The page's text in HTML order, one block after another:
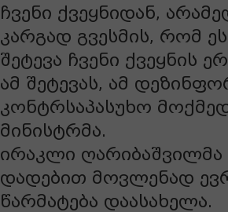
ჩვენი ქვეყნიდან,
კარგად გვესმის, რომ
შეტევა ჩვენი ქვეყნის
ამ შეტევას, ამ
კონტრსაპასუხო
მინისტრმა.
ირაკლი
დადებით მოვლენად
წარმატება დაასახელა.